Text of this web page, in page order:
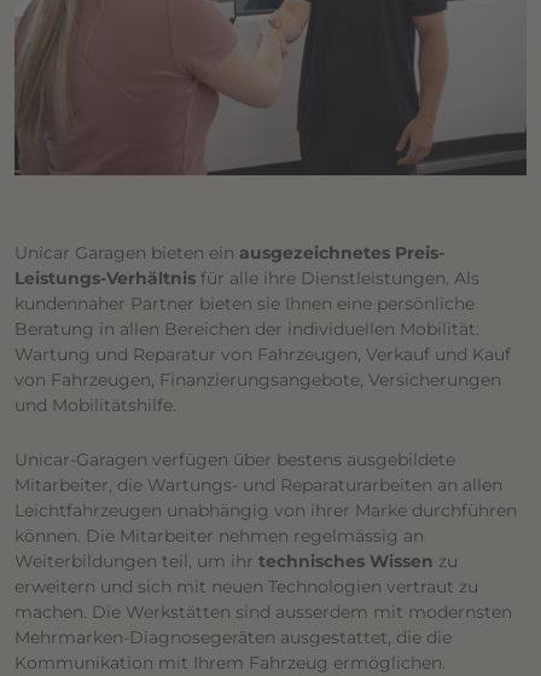
Unicar Garagen bieten ein ausgezeichnetes Preis-
Leistungs-Verhältnis für alle ihre Dienstleistungen. Als
kundennaher Partner bieten sie Ihnen eine persönliche
Beratung in allen Bereichen der individuellen Mobilität:
Wartung und Reparatur von Fahrzeugen, Verkauf und Kauf
von Fahrzeugen, Finanzierungsangebote, Versicherungen
und Mobilitätshilfe.
Unicar-Garagen verfügen über bestens ausgebildete
Mitarbeiter, die Wartungs- und Reparaturarbeiten an allen
Leichtfahrzeugen unabhängig von ihrer Marke durchführen
können. Die Mitarbeiter nehmen regelmässig an
Weiterbildungen teil, um ihr technisches Wissen zu
erweitern und sich mit neuen Technologien vertraut zu
machen. Die Werkstätten sind ausserdem mit modernsten
Mehrmarken-Diagnosegeräten ausgestattet, die die
Kommunikation mit Ihrem Fahrzeug ermöglichen.